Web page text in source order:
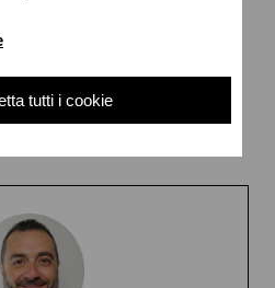
tutti i cookie
te l’indipendenza
irrealizzabile o un
costruire un passo alla